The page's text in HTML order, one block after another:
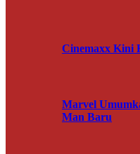
Cinemaxx Kini
Marvel
Man Baru